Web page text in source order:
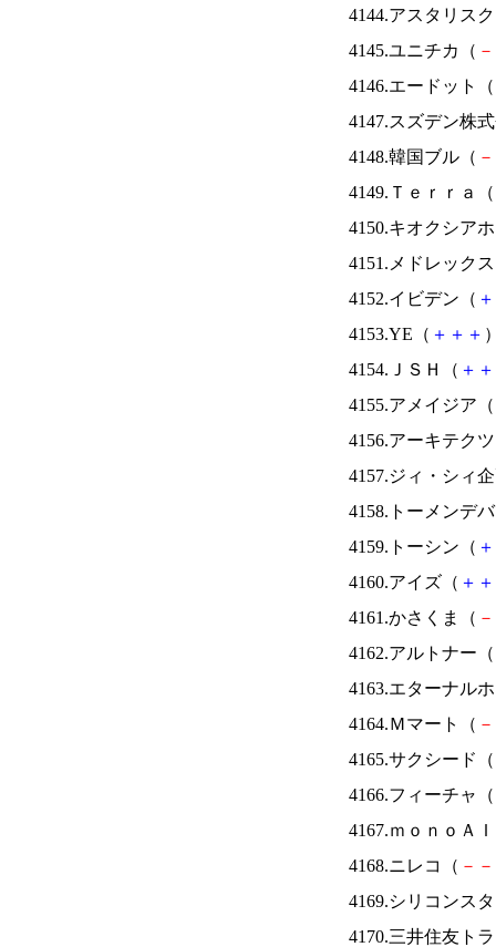
4144.アスタリス
4145.ユニチカ（ －
4146.エードット（
4147.スズデン株
4148.韓国ブル（ －
4149.Ｔｅｒｒａ（
4150.キオクシア
4151.メドレック
4152.イビデン（ ＋
4153.YE（ ＋ ＋ ＋
4154.ＪＳＨ（ ＋ ＋
4155.アメイジア（
4156.アーキテク
4157.ジィ・シィ
4158.トーメンデ
4159.トーシン（ ＋
4160.アイズ（ ＋ ＋
4161.かさくま（ －
4162.アルトナー（
4163.エターナル
4164.Ｍマート（ －
4165.サクシード（
4166.フィーチャ（
4167.ｍｏｎｏＡ
4168.ニレコ（ － －
4169.シリコンス
4170.三井住友ト